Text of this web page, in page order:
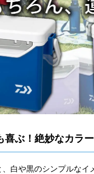
喜ぶ！絶妙なカラ
白や黒のシンプルなイ